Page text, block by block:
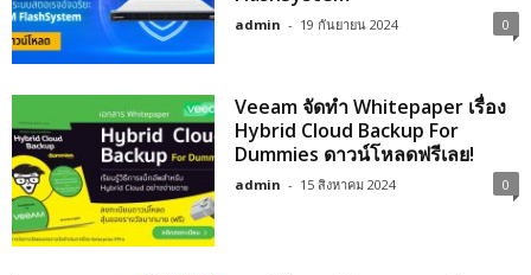
admin - 19 กันยายน 2024 0
Veeam จัดทำ Whitepaper เรื่อง
Hybrid Cloud Backup For
Dummies ดาวน์โหลดฟรีเลย!
admin - 15 สิงหาคม 2024 0